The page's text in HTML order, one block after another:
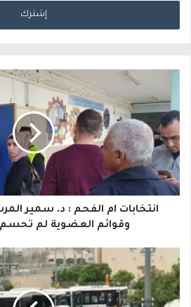
خ
ي
د
ك
ا
إ
ل
ك
انتخابات ام الفحم : د. سمير
وقوائم العضوية لم تحسم